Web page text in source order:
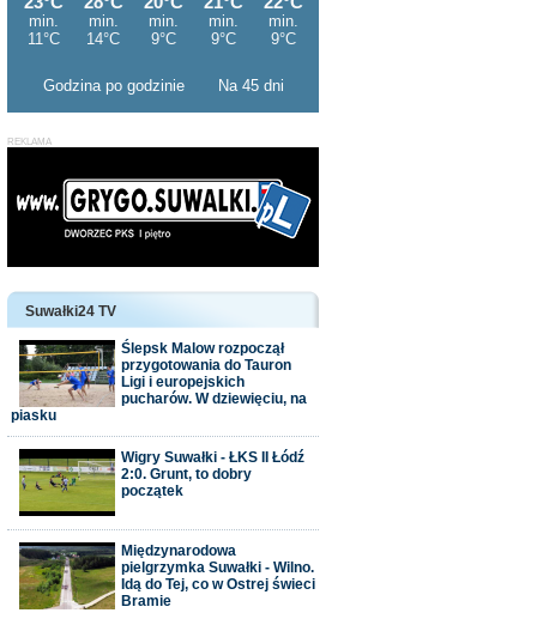
Godzina po godzinie Na 45 dni
Suwałki24 TV
Ślepsk Malow rozpoczął
przygotowania do Tauron
Ligi i europejskich
pucharów. W dziewięciu, na
piasku
Wigry Suwałki - ŁKS II Łódź
2:0. Grunt, to dobry
początek
Międzynarodowa
pielgrzymka Suwałki - Wilno.
Idą do Tej, co w Ostrej świeci
Bramie